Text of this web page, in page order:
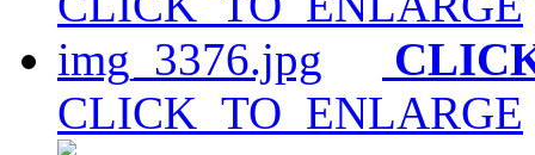
CLICK_TO_ENLARGE